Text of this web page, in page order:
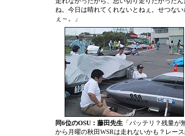
ね。今日は晴れてくれないとねぇ。せつない
ぇ～。」
同6位のOSU：藤田先生 「バッテリ？残量が
から月曜の秋田WSRは走れないかも？レー